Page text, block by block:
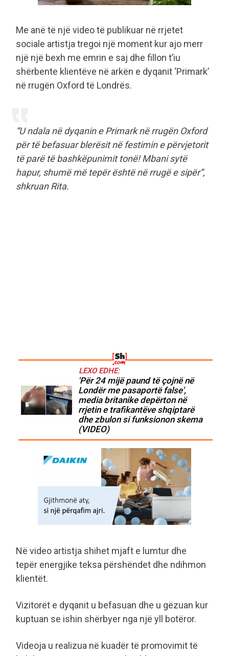
Me anë të një video të publikuar në rrjetet
sociale artistja tregoi një moment kur ajo merr
një një bexh me emrin e saj dhe fillon t’iu
shërbente klientëve në arkën e dyqanit ‘Primark’
në rrugën Oxford të Londrës.
“U ndala në dyqanin e Primark në rrugën Oxford
për të befasuar blerësit në festimin e përvjetorit
të parë të bashkëpunimit tonë! Mbani sytë
hapur, shumë më tepër është në rrugë e sipër”,
shkruan Rita.
LEXO EDHE:
'Për 24 mijë paund të çojnë në
Londër me pasaportë false',
media britanike depërton në
rrjetin e trafikantëve shqiptarë
dhe zbulon si funksionon skema
(VIDEO)
Në video artistja shihet mjaft e lumtur dhe
tepër energjike teksa përshëndet dhe ndihmon
klientët.
Vizitorët e dyqanit u befasuan dhe u gëzuan kur
kuptuan se ishin shërbyer nga një yll botëror.
Videoja u realizua në kuadër të promovimit të